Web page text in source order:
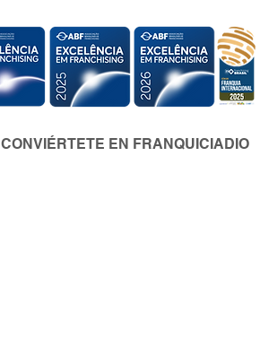
CONVIÉRTETE EN FRANQUICIADIO